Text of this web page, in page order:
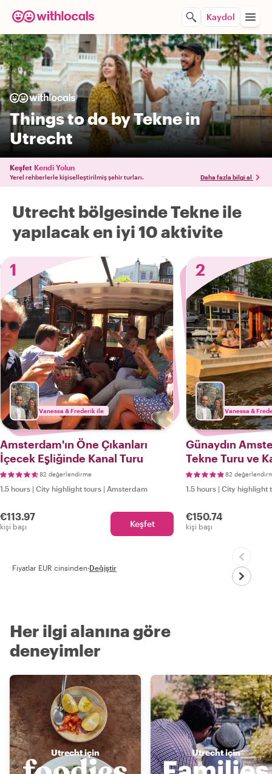
Kaydol
Things to do by Tekne in
Utrecht
Keşfet Kendi Yolun
Yerel rehberlerle kişiselleştirilmiş şehir turları. Daha fazla bilgi al
Utrecht bölgesinde Tekne ile
yapılacak en iyi 10 aktivite
1
Vanessa & Frederik ile
Amsterdam'ın Öne Çıkanları
İçecek Eşliğinde Kanal Turu
82 değerlendirme
1.5 hours | City highlight tours | Amsterdam
€113.97
kişi başı Keşfet
2
Vanessa &
Günaydın
Tekne Turu ve
82
1.5 hours | City highlight
€150.74
kişi başı
Fiyatlar EUR cinsinden·Değiştir
Her ilgi alanına göre
deneyimler
Utrecht için Utrecht için